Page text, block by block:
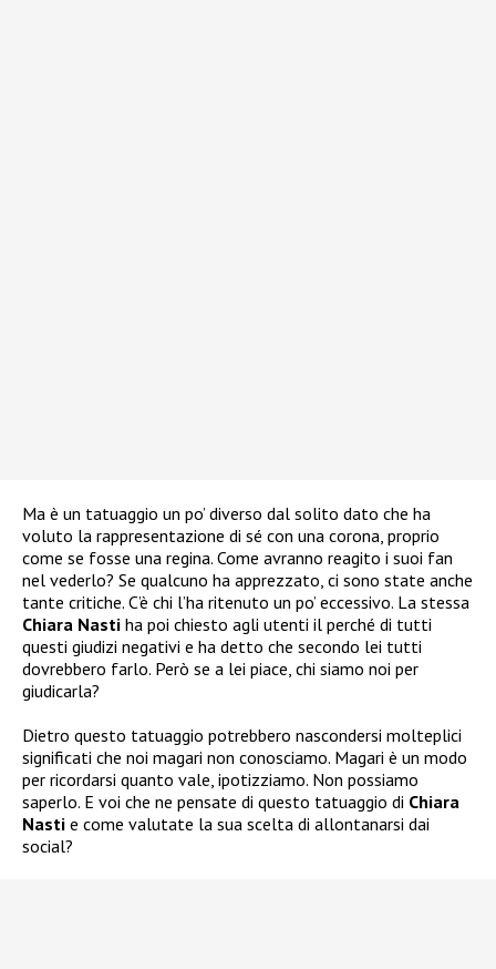
Ma è un tatuaggio un po’ diverso dal solito dato che ha
voluto la rappresentazione di sé con una corona, proprio
come se fosse una regina. Come avranno reagito i suoi fan
nel vederlo? Se qualcuno ha apprezzato, ci sono state anche
tante critiche. C’è chi l’ha ritenuto un po’ eccessivo. La stessa
Chiara Nasti ha poi chiesto agli utenti il perché di tutti
questi giudizi negativi e ha detto che secondo lei tutti
dovrebbero farlo. Però se a lei piace, chi siamo noi per
giudicarla?
Dietro questo tatuaggio potrebbero nascondersi molteplici
significati che noi magari non conosciamo. Magari è un modo
per ricordarsi quanto vale, ipotizziamo. Non possiamo
saperlo. E voi che ne pensate di questo tatuaggio di Chiara
Nasti e come valutate la sua scelta di allontanarsi dai
social?